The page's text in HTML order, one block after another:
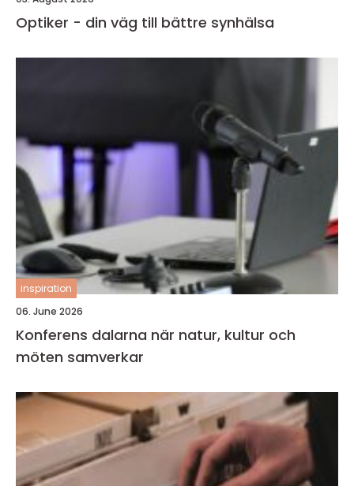
Optiker - din väg till bättre synhälsa
inspiration
06. June 2026
Konferens dalarna när natur, kultur och
möten samverkar